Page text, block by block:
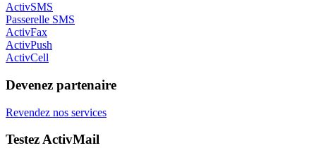
ActivSMS
Passerelle SMS
ActivFax
ActivPush
ActivCell
Devenez partenaire
Revendez nos services
Testez ActivMail